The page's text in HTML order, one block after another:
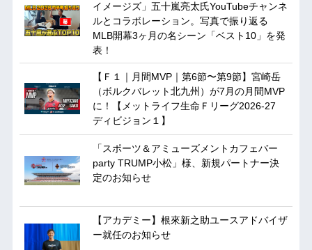
イメージズ」五十嵐亮太氏YouTubeチャンネ
ルとコラボレーション。写真で振り返る
MLB開幕3ヶ月の名シーン「ベスト10」を発
表！
【Ｆ１｜月間MVP｜第6節〜第9節】宮崎岳
（ボルクバレット北九州）が7月の月間MVP
に！【メットライフ生命Ｆリーグ2026-27
ディビジョン１】
「スポーツ＆アミューズメントカフェバー
party TRUMP小松」様、新規パートナー決
定のお知らせ
【アカデミー】根來新之助ユースアドバイザ
ー就任のお知らせ